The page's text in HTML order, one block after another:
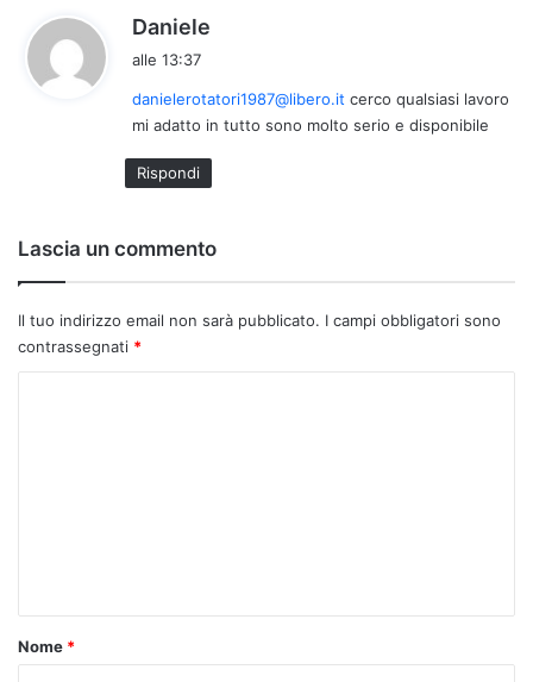
Daniele
e
t
t
o
alle 13:37
danielerotatori1987@libero.it cerco qualsiasi lavoro
mi adatto in tutto sono molto serio e disponibile
Rispondi
Lascia un commento
Il tuo indirizzo email non sarà pubblicato. I campi obbligatori sono
contrassegnati *
o
Nome *